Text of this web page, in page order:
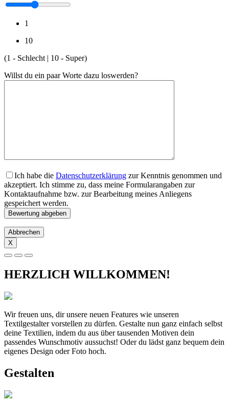
1
10
(1 - Schlecht | 10 - Super)
Willst du ein paar Worte dazu loswerden?
Ich habe die Datenschutzerklärung zur Kenntnis genommen und
akzeptiert. Ich stimme zu, dass meine Formularangaben zur
Kontaktaufnahme bzw. zur Bearbeitung meines Anliegens
gespeichert werden.
Abbrechen
X
HERZLICH WILLKOMMEN!
Wir freuen uns, dir unsere neuen Features wie unseren
Textilgestalter vorstellen zu dürfen. Gestalte nun ganz einfach selbst
deine Textilien, indem du aus über tausenden Motiven dein
passendes Wunschmotiv aussuchst! Oder du lädst ganz bequem dein
eigenes Design oder Foto hoch.
Gestalten